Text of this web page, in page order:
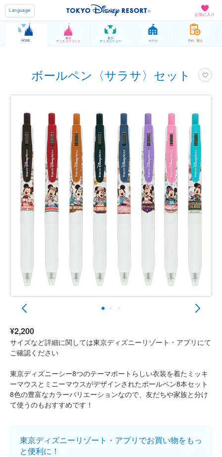
お気に入り
Language
HOME
東京
ディズニーランド
東京
ディズニーシー ホテル 予約 / 購入
ボールペン〈サラサ〉セット
¥2,200
サイズなど詳細に関しては東京ディズニーリゾート・アプリにて
ご確認ください
東京ディズニーシー8つのテーマポートらしい衣装を着たミッキ
ーマウスとミニーマウスがデザインされたボールペン8本セット
8色の豊富なカラーバリエーションなので、友だちや家族と分け
て使うのもおすすめです！
東京ディズニーリゾート・アプリでお買い物をもっ
と便利に！